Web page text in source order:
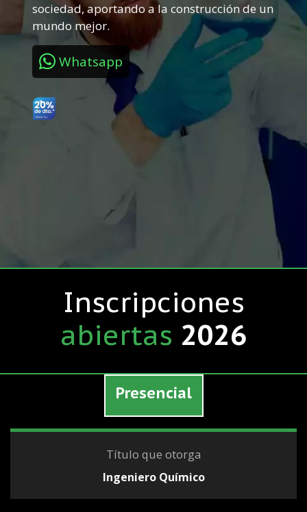
Inscripciones
abiertas 2026
sociedad, aportando a la construcción de un
mundo mejor.
Whatsapp
Presencial
Título que otorga
Ingeniero Químico